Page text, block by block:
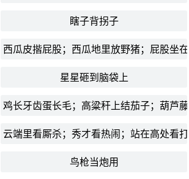
瞎子背拐子
西瓜皮揩屁股；西瓜地里放野猪；屁股坐在
星星砸到脑袋上
鸡长牙齿蛋长毛；高粱秆上结茄子；葫芦藤
云端里看厮杀；秀才看热闹；站在高处看打
鸟枪当炮用